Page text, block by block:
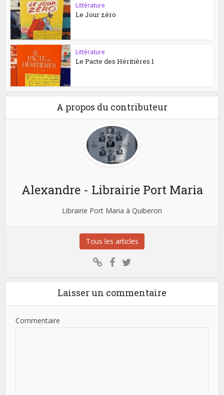
Littérature
Le Jour zéro
Littérature
Le Pacte des Héritières 1
A propos du contributeur
Alexandre - Librairie Port Maria
Librairie Port Maria à Quiberon
Tous les articles
Laisser un commentaire
Commentaire